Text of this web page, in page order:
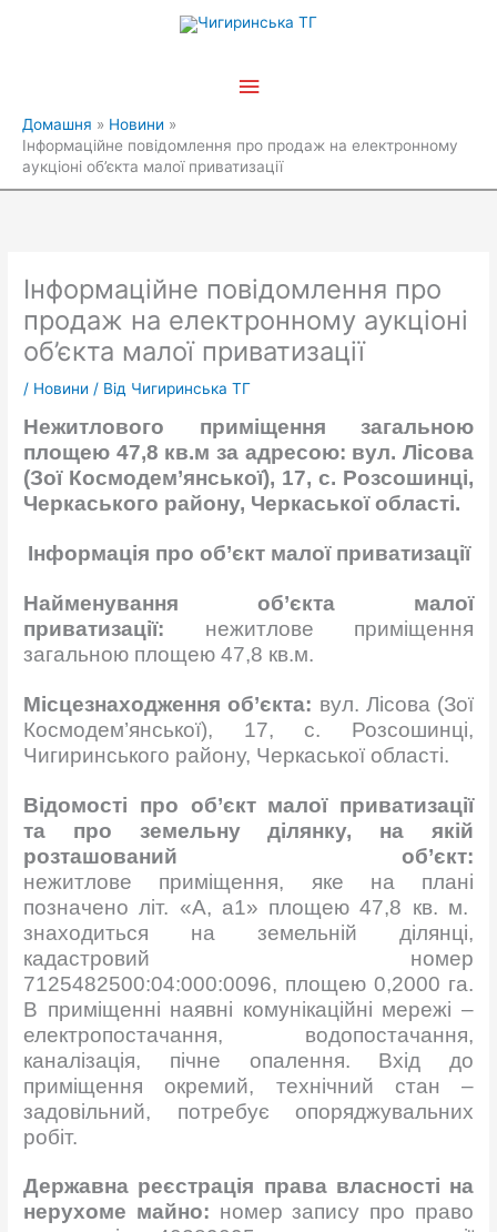
Головне
Домашня
Новини
Інформаційне повідомлення про продаж на електронному
аукціоні об’єкта малої приватизації
Інформаційне повідомлення про
продаж на електронному аукціоні
об’єкта малої приватизації
/ Новини / Від Чигиринська ТГ
Нежитлового приміщення загальною
площею 47,8 кв.м за адресою: вул. Лісова
(Зої Космодем’янської), 17, с. Розсошинці,
Черкаського району, Черкаської області.
Інформація про об’єкт малої приватизації
Найменування об’єкта малої
приватизації: нежитлове приміщення
загальною площею 47,8 кв.м.
Місцезнаходження об’єкта: вул. Лісова (Зої
Космодем’янської), 17, с. Розсошинці,
Чигиринського району, Черкаської області.
Відомості про об’єкт малої приватизації
та про земельну ділянку, на якій
розташований об’єкт:
нежитлове
приміщення, яке на плані
позначено літ. «А, а1» площею 47,8 кв. м.
знаходиться на земельній ділянці,
кадастровий номер
7125482500:04:000:0096, площею 0,2000 га.
В приміщенні наявні комунікаційні мережі –
електропостачання, водопостачання,
каналізація, пічне опалення. Вхід до
приміщення окремий, технічний стан –
задовільний, потребує опоряджувальних
робіт.
Державна реєстрація права власності на
нерухоме майно: номер запису про право